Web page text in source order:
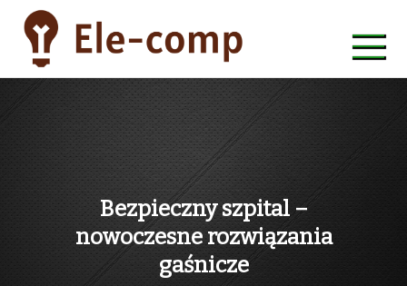
content
ele-comp
Bezpieczny szpital –
nowoczesne rozwiązania
gaśnicze